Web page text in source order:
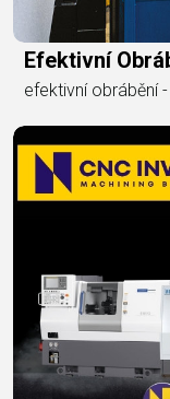
Efektivní
efektivní obrábění